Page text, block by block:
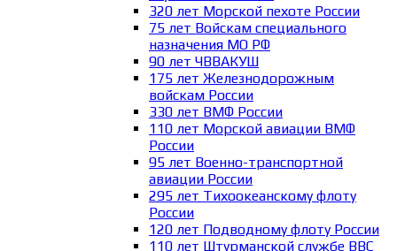
320 лет Морской пехоте России
75 лет Войскам специального
назначения МО РФ
90 лет ЧВВАКУШ
175 лет Железнодорожным
войскам России
330 лет ВМФ России
110 лет Морской авиации ВМФ
России
95 лет Военно-транспортной
авиации России
295 лет Тихоокеанскому флоту
России
120 лет Подводному флоту России
110 лет Штурманской службе ВВС